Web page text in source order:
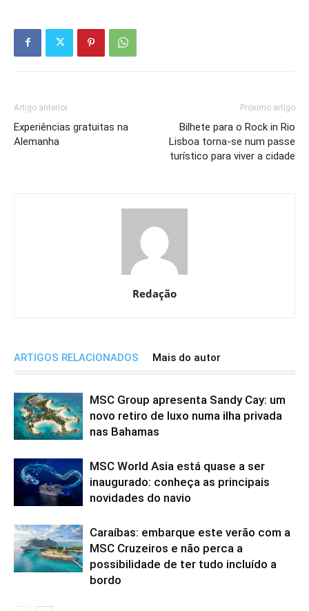
Artigo anterior
Experiências gratuitas na
Alemanha
Próximo artigo
Bilhete para o Rock in Rio
Lisboa torna-se num passe
turístico para viver a cidade
Redação
ARTIGOS RELACIONADOS Mais do autor
MSC Group apresenta Sandy Cay: um
novo retiro de luxo numa ilha privada
nas Bahamas
MSC World Asia está quase a ser
inaugurado: conheça as principais
novidades do navio
Caraíbas: embarque este verão com a
MSC Cruzeiros e não perca a
possibilidade de ter tudo incluído a
bordo